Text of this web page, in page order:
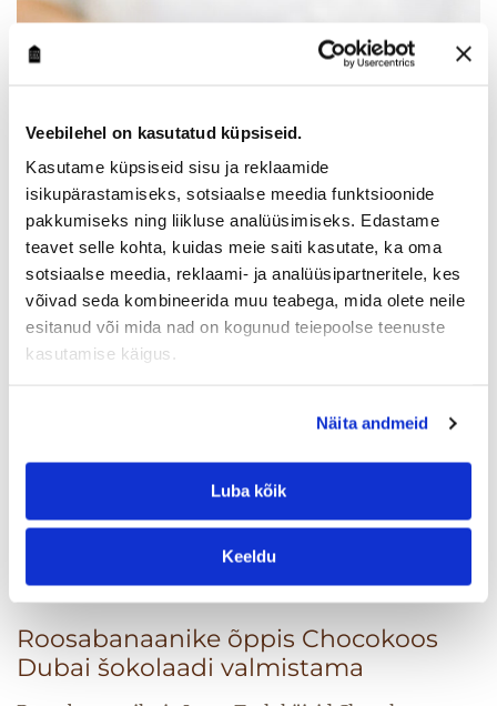
Veebilehel on kasutatud küpsiseid.
Kasutame küpsiseid sisu ja reklaamide
isikupärastamiseks, sotsiaalse meedia funktsioonide
pakkumiseks ning liikluse analüüsimiseks. Edastame
teavet selle kohta, kuidas meie saiti kasutate, ka oma
sotsiaalse meedia, reklaami- ja analüüsipartneritele, kes
võivad seda kombineerida muu teabega, mida olete neile
esitanud või mida nad on kogunud teiepoolse teenuste
kasutamise käigus.
Näita andmeid
Luba kõik
Keeldu
Roosabanaanike õppis Chocokoos
Dubai šokolaadi valmistama​